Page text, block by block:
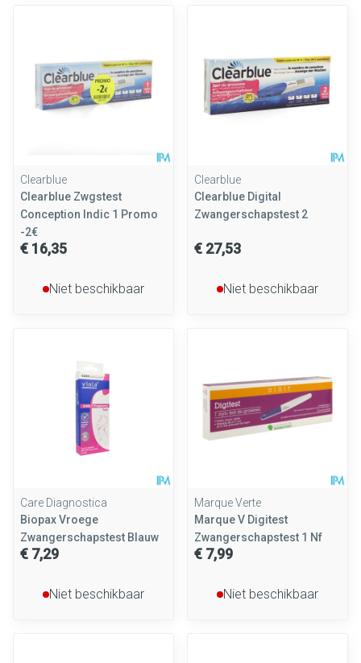
Clearblue
Clearblue Zwgstest
Conception Indic 1 Promo
-2€
€ 16,35
Niet beschikbaar
Clearblue
Clearblue Digital
Zwangerschapstest 2
€ 27,53
Niet beschikbaar
Care Diagnostica
Biopax Vroege
Zwangerschapstest Blauw
€ 7,29
Niet beschikbaar
Marque Verte
Marque V Digitest
Zwangerschapstest 1 Nf
€ 7,99
Niet beschikbaar